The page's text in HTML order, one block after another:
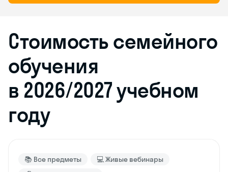
Стоимость семейного
обучения
в 2026/2027 учебном
году
📚 Все предметы
💻 Живые вебинары